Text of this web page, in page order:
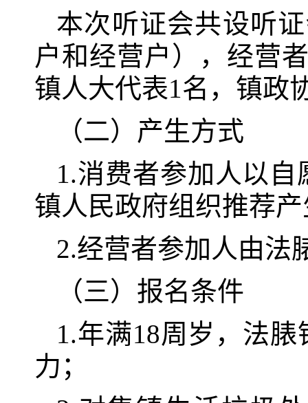
本次听证会共设听
户和经营户），经营
镇人大代表1名，镇政
（二）产生方式
1.消费者参加人以
镇人民政府组织推荐
2.经营者参加人由法
（三）报名条件
1.年满18周岁，法
力；